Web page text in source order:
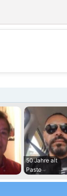
💕
50 Jahre alt
Pasto